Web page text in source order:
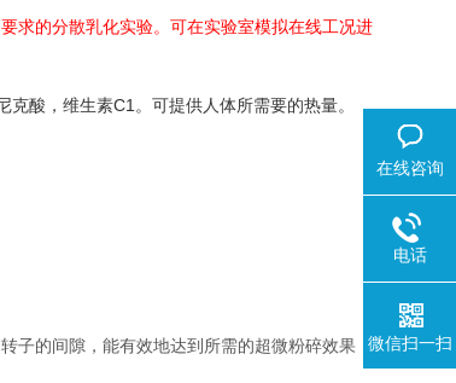
求的分散乳化实验。可在实验室模拟在线工况进
克酸，维生素C1 。可提供人体所需要的热量。
转子的间隙，能有效地达到所需的超微粉碎效果
在线咨询
电话
微信扫一扫